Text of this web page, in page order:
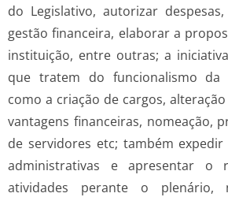
do Legislativo, autorizar
gestão financeira, elaborar a
instituição, entre outras; a
que tratem do funcionalismo da
como a criação de cargos,
vantagens financeiras, nomeação,
de servidores etc; também
administrativas e apresentar o
atividades perante o plenário,